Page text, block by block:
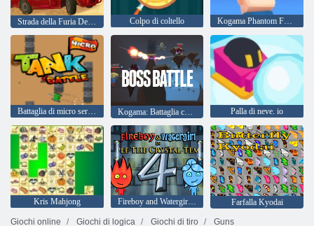
Strada della Furia Desert Strike Colpo di coltello Kogama Phantom Force
Battaglia di micro serbatoio Kogama: Battaglia contro il boss Palla di neve. io
Kris Mahjong Fireboy and Watergirl 4: Tempio di Cristallo
Farfalla Kyodai
Giochi online
Giochi di logica Giochi di tiro
Guns